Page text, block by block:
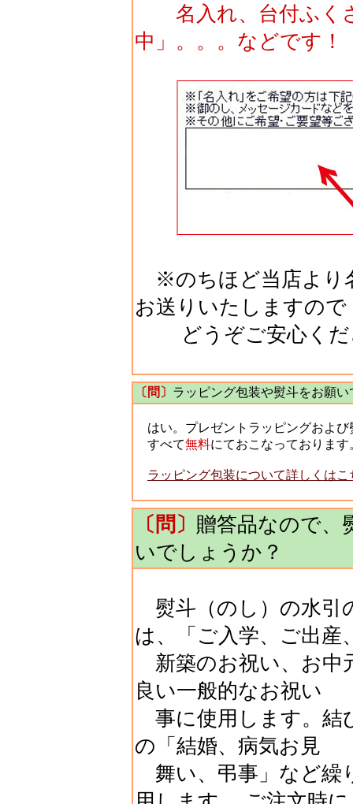
名入れ、台付ふく
中」。。。などです！
※のちほど当店より
お送りいたしますので
どうぞご安心くだ
〔問〕 ラッピング包装や熨斗をお願
はい。プレゼントラッピングおよび
すべて無料にておこなっております
ラッピング包装について詳しくは
〔問〕 贈答品なので、
いでしょうか？
熨斗（のし）の水引
は、「ご入学、ご出産
新築のお祝い、お中
良い一般的なお祝い
事に使用します。結
の「結婚、病気お見
舞い、弔事」など繰